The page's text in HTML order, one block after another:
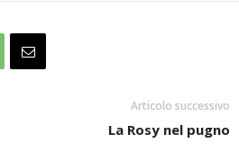
Articolo successivo
La Rosy nel pugno